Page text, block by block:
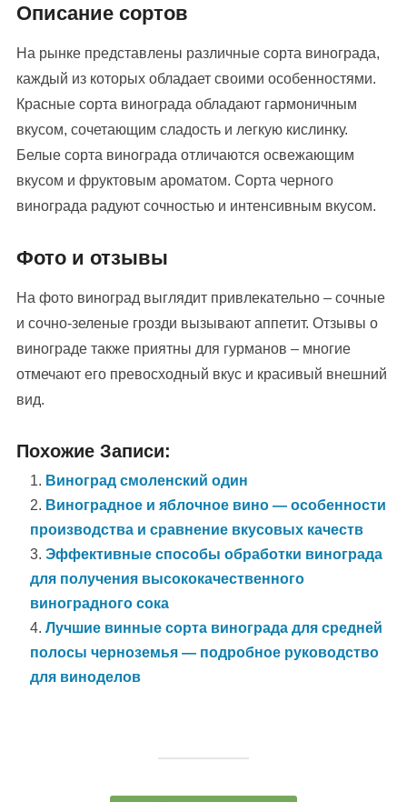
Описание сортов
На рынке представлены различные сорта винограда,
каждый из которых обладает своими особенностями.
Красные сорта винограда обладают гармоничным
вкусом, сочетающим сладость и легкую кислинку.
Белые сорта винограда отличаются освежающим
вкусом и фруктовым ароматом. Сорта черного
винограда радуют сочностью и интенсивным вкусом.
Фото и отзывы
На фото виноград выглядит привлекательно – сочные
и сочно-зеленые грозди вызывают аппетит. Отзывы о
винограде также приятны для гурманов – многие
отмечают его превосходный вкус и красивый внешний
вид.
Похожие Записи:
Виноград смоленский один
Виноградное и яблочное вино — особенности
производства и сравнение вкусовых качеств
Эффективные способы обработки винограда
для получения высококачественного
виноградного сока
Лучшие винные сорта винограда для средней
полосы черноземья — подробное руководство
для виноделов